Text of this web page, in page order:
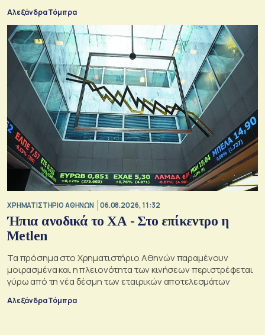
Αλεξάνδρα Τόμπρα
XΡΗΜΑΤΙΣΤΗΡΙΟ ΑΘΗΝΩΝ 06.08.2026, 11:32
Ήπια ανοδικά το ΧΑ - Στο επίκεντρο η
Metlen
Τα πρόσημα στο Χρηματιστήριο Αθηνών παραμένουν
μοιρασμένα και η πλειονότητα των κινήσεων περιστρέφεται
γύρω από τη νέα δέσμη των εταιρικών αποτελεσμάτων
Αλεξάνδρα Τόμπρα